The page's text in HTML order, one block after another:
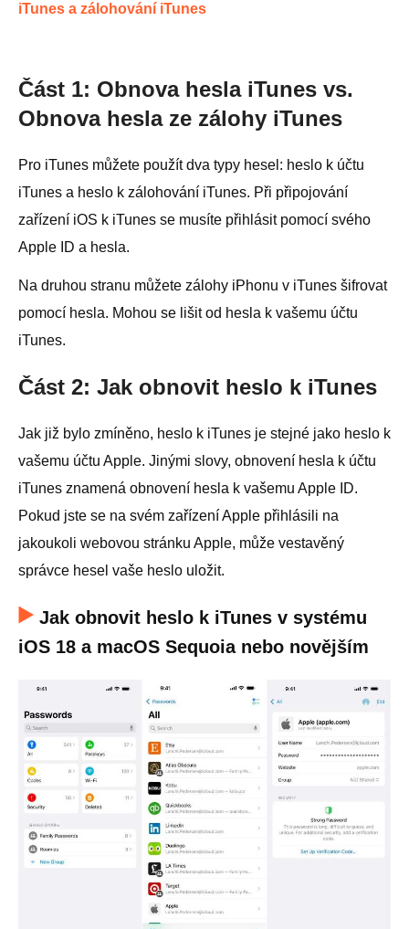
iTunes a zálohování iTunes
Část 1: Obnova hesla iTunes vs.
Obnova hesla ze zálohy iTunes
Pro iTunes můžete použít dva typy hesel: heslo k účtu
iTunes a heslo k zálohování iTunes. Při připojování
zařízení iOS k iTunes se musíte přihlásit pomocí svého
Apple ID a hesla.
Na druhou stranu můžete zálohy iPhonu v iTunes šifrovat
pomocí hesla. Mohou se lišit od hesla k vašemu účtu
iTunes.
Část 2: Jak obnovit heslo k iTunes
Jak již bylo zmíněno, heslo k iTunes je stejné jako heslo k
vašemu účtu Apple. Jinými slovy, obnovení hesla k účtu
iTunes znamená obnovení hesla k vašemu Apple ID.
Pokud jste se na svém zařízení Apple přihlásili na
jakoukoli webovou stránku Apple, může vestavěný
správce hesel vaše heslo uložit.
Jak obnovit heslo k iTunes v systému
iOS 18 a macOS Sequoia nebo novějším